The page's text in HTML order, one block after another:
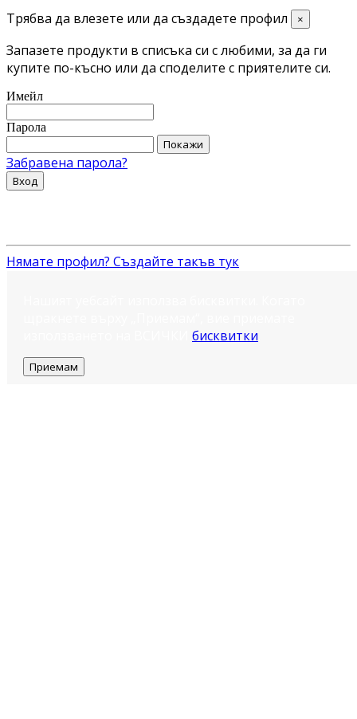
Трябва да влезете или да създадете профил ×
Запазете продукти в списъка си с любими, за да ги
купите по-късно или да споделите с приятелите си.
Имейл
Парола
Покажи
Забравена парола?
Вход
Нямате профил? Създайте такъв тук
бисквитки
Приемам